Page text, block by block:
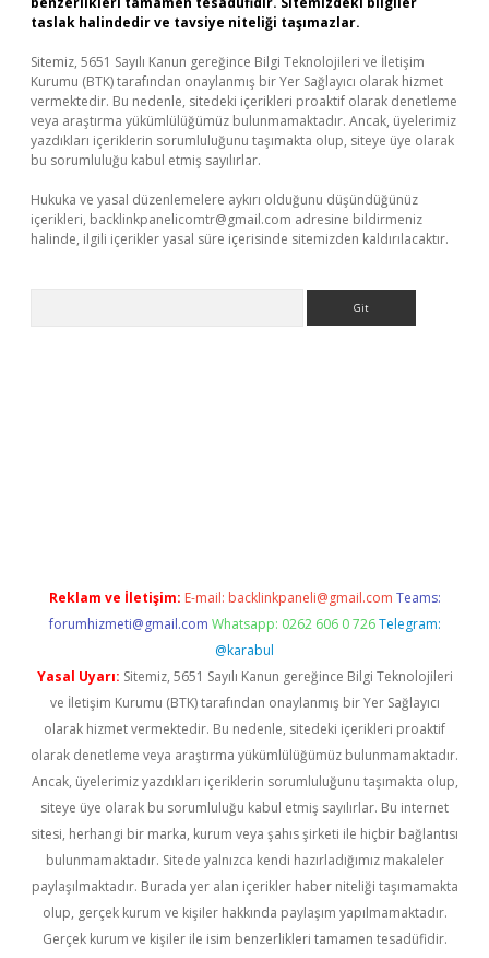
taslak halindedir ve tavsiye niteliği taşımazlar.
Sitemiz, 5651 Sayılı Kanun gereğince Bilgi Teknolojileri ve İletişim
Kurumu (BTK) tarafından onaylanmış bir Yer Sağlayıcı olarak hizmet
vermektedir. Bu nedenle, sitedeki içerikleri proaktif olarak denetleme
veya araştırma yükümlülüğümüz bulunmamaktadır. Ancak, üyelerimiz
yazdıkları içeriklerin sorumluluğunu taşımakta olup, siteye üye olarak
bu sorumluluğu kabul etmiş sayılırlar.
Hukuka ve yasal düzenlemelere aykırı olduğunu düşündüğünüz
içerikleri, backlinkpanelicomtr@gmail.com adresine bildirmeniz
halinde, ilgili içerikler yasal süre içerisinde sitemizden kaldırılacaktır.
Reklam ve İletişim: E-mail: backlinkpaneli@gmail.com Teams:
forumhizmeti@gmail.com Whatsapp: 0262 606 0 726 Telegram:
@karabul
Yasal Uyarı: Sitemiz, 5651 Sayılı Kanun gereğince Bilgi Teknolojileri
ve İletişim Kurumu (BTK) tarafından onaylanmış bir Yer Sağlayıcı
olarak hizmet vermektedir. Bu nedenle, sitedeki içerikleri proaktif
olarak denetleme veya araştırma yükümlülüğümüz bulunmamaktadır.
Ancak, üyelerimiz yazdıkları içeriklerin sorumluluğunu taşımakta olup,
siteye üye olarak bu sorumluluğu kabul etmiş sayılırlar. Bu internet
sitesi, herhangi bir marka, kurum veya şahıs şirketi ile hiçbir bağlantısı
bulunmamaktadır. Sitede yalnızca kendi hazırladığımız makaleler
paylaşılmaktadır. Burada yer alan içerikler haber niteliği taşımamakta
olup, gerçek kurum ve kişiler hakkında paylaşım yapılmamaktadır.
Gerçek kurum ve kişiler ile isim benzerlikleri tamamen tesadüfidir.